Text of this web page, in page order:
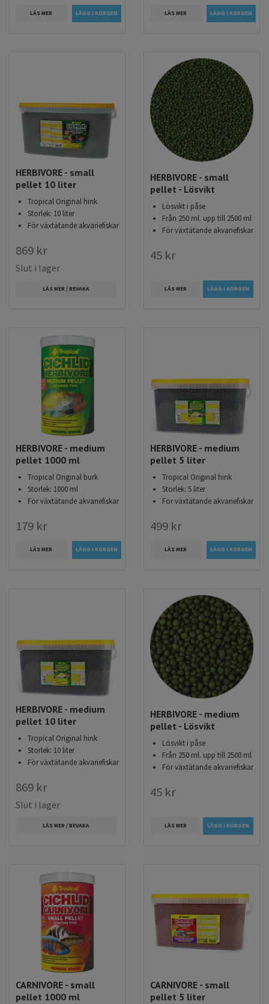
LÄS MER LÄS MER
HERBIVORE - small
pellet 10 liter
Tropical Original hink
Storlek: 10 liter
För växtätande akvariefiskar
869 kr
Slut i lager
LÄS MER / BEVAKA
HERBIVORE - small
pellet - Lösvikt
Lösvikt i påse
Från 250 ml. upp till 2500 ml
För växtätande akvariefiskar
45 kr
LÄS MER LÄGG I KORGEN
HERBIVORE - medium
pellet 1000 ml
Tropical Original burk
Storlek: 1000 ml
För växtätande akvariefiskar
179 kr
LÄS MER
HERBIVORE - medium
pellet 5 liter
Tropical Original hink
Storlek: 5 liter
För växtätande akvariefiskar
499 kr
LÄS MER
HERBIVORE - medium
pellet 10 liter
Tropical Original hink
Storlek: 10 liter
För växtätande akvariefiskar
869 kr
Slut i lager
LÄS MER / BEVAKA
HERBIVORE - medium
pellet - Lösvikt
Lösvikt i påse
Från 250 ml. upp till 2500 ml
För växtätande akvariefiskar
45 kr
LÄS MER LÄGG I KORGEN
CARNIVORE - small
pellet 1000 ml
CARNIVORE - small
pellet 5 liter